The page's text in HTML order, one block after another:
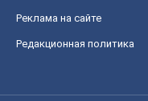
Реклама на сайте
Редакционная политика